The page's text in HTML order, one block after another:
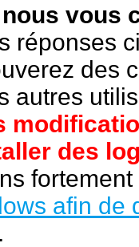
nous vous
réponses
des
autres
des
afin de
.